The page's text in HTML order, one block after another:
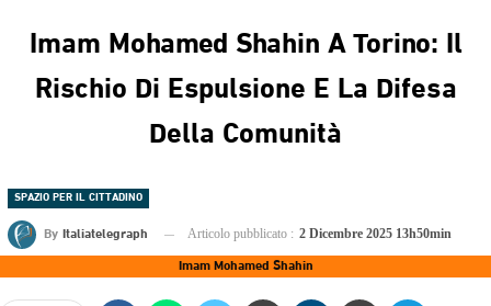
Imam Mohamed Shahin A Torino: Il
Rischio Di Espulsione E La Difesa
Della Comunità
SPAZIO PER IL CITTADINO
By Italiatelegraph Articolo pubblicato : 2 Dicembre 2025 13h50min
Imam Mohamed Shahin